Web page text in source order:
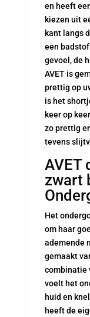
en heeft
kiezen uit
kant langs
een
gevoel, de
AVET is
prettig op
is het
keer op
zo prettig
tevens
AVET
zwart
Het
om haar
ademende
gemaakt
combinatie
voelt het
huid en
heeft de